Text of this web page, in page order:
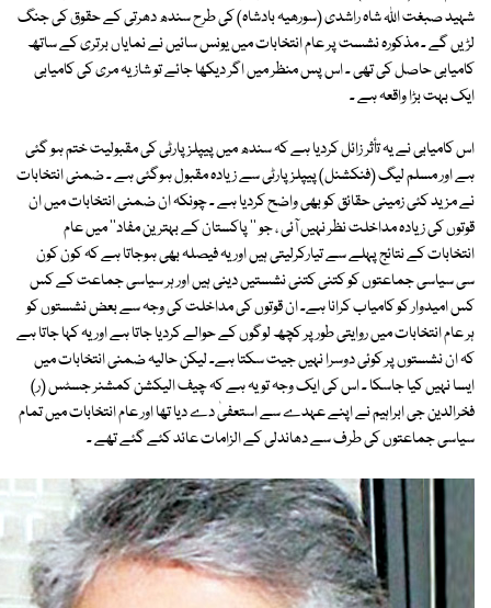
شہید صبغت اللہ شاہ راشدی (سورھیہ بادشاہ) کی طرح سندھ دھرتی کے حقوق کی جنگ
لڑیں گے ۔ مذکورہ نشست پر عام انتخابات میں یونس سائیں نے نمایاں برتری کے ساتھ
کامیابی حاصل کی تھی ۔ اس پس منظر میں اگر دیکھا جائے تو شازیہ مری کی کامیابی
ایک بہت بڑا واقعہ ہے ۔
اس کامیابی نے یہ تأثر زائل کردیا ہے کہ سندھ میں پیپلز پارٹی کی مقبولیت ختم ہو گئی
ہے اور مسلم لیگ (فنکشنل) پیپلز پارٹی سے زیادہ مقبول ہوگئی ہے ۔ ضمنی انتخابات
نے مزید کئی زمینی حقائق کو بھی واضح کردیا ہے ۔ چونکہ ان ضمنی انتخابات میں ان
قوتوں کی زیادہ مداخلت نظر نہیں آئی ، جو '' پاکستان کے بہترین مفاد'' میں عام
انتخابات کے نتائج پہلے سے تیارکرلیتی ہیں اور یہ فیصلہ بھی ہوجاتا ہے کہ کون کون
سی سیاسی جماعتوں کو کتنی کتنی نشستیں دینی ہیں اور ہر سیاسی جماعت کے کس
کس امیدوار کو کامیاب کرانا ہے۔ ان قوتوں کی مداخلت کی وجہ سے بعض نشستوں کو
ہر عام انتخابات میں روایتی طور پر کچھ لوگوں کے حوالے کردیا جاتا ہے اور یہ کہا جاتا ہے
کہ ان نشستوں پر کوئی دوسرا نہیں جیت سکتا ہے۔ لیکن حالیہ ضمنی انتخابات میں
ایسا نہیں کیا جاسکا ۔ اس کی ایک وجہ تو یہ ہے کہ چیف الیکشن کمشنر جسٹس (ر)
فخرالدین جی ابراہیم نے اپنے عہدے سے استعفیٰ دے دیا تھا اور عام انتخابات میں تمام
سیاسی جماعتوں کی طرف سے دھاندلی کے الزامات عائد کئے گئے تھے ۔